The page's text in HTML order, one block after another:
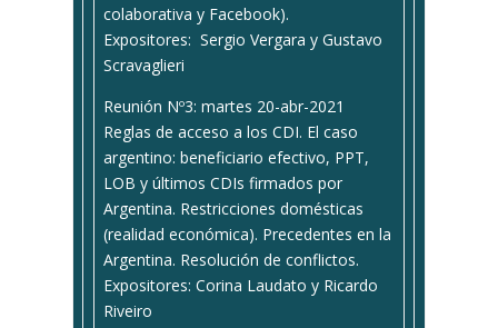
colaborativa y Facebook).
Expositores: Sergio Vergara y Gustavo
Scravaglieri
Reunión Nº3: martes 20-abr-2021
Reglas de acceso a los CDI. El caso
argentino: beneficiario efectivo, PPT,
LOB y últimos CDIs firmados por
Argentina. Restricciones domésticas
(realidad económica). Precedentes en la
Argentina. Resolución de conflictos.
Expositores: Corina Laudato y Ricardo
Riveiro